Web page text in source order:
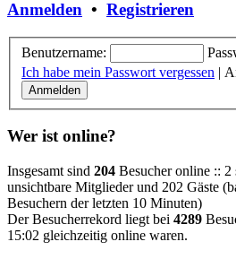
Anmelden • Registrieren
Benutzername:
Ich habe mein Passwort vergessen |
Wer ist online?
Insgesamt sind 204 Besucher online ::
unsichtbare Mitglieder und 202 Gäste
Besuchern der letzten 10 Minuten)
Der Besucherrekord liegt bei 4289
15:02 gleichzeitig online waren.